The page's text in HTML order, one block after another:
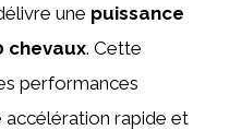
une puissance
chevaux. Cette
performances
accélération rapide et